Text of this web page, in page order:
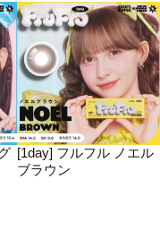
[1day] フルフル ノエル
ブラウン